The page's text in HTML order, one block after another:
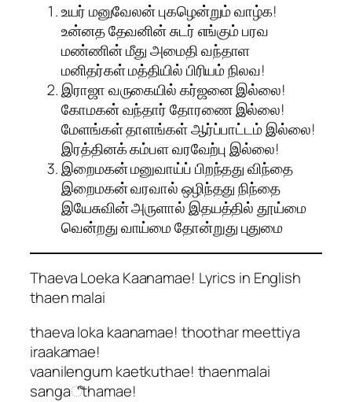
உயர் மனுவேலன் புகழென்றும் வாழ்க!
உன்னத தேவனின் சுடர் எங்கும் பரவ
மண்ணின் மீது அமைதி வந்தாள
மனிதர்கள் மத்தியில் பிரியம் நிலவ!
இராஜா வருகையில் கர்ஜனை இல்லை!
கோமகன் வந்தார் தோரணை இல்லை!
மேளங்கள் தாளங்கள் ஆர்ப்பாட்டம் இல்லை!
இரத்தினக் கம்பள வரவேற்பு இல்லை!
இறைமகன் மனுவாய்ப் பிறந்தது விந்தை
இறைமகன் வரவால் ஒழிந்தது நிந்தை
இயேசுவின் அருளால் இதயத்தில் தூய்மை
வென்றது வாய்மை தோன்றுது புதுமை
Thaeva Loeka Kaanamae! Lyrics in English
thaen malai
thaeva loka kaanamae! thoothar meettiya
iraakamae!
vaanilengum kaetkuthae! thaenmalai
sangaீthamae!